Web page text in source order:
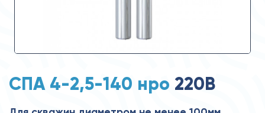
СПА 4-2,5-140 нро 220В